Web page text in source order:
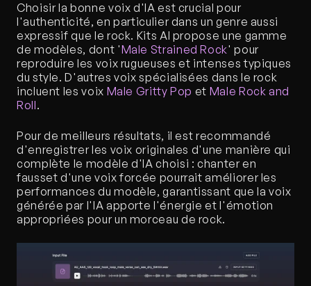
Choisir la bonne voix d'IA est crucial pour
l'authenticité, en particulier dans un genre aussi
expressif que le rock. Kits AI propose une gamme
de modèles, dont 'Male Strained Rock' pour
reproduire les voix rugueuses et intenses typiques
du style. D'autres voix spécialisées dans le rock
incluent les voix Male Gritty Pop et Male Rock and
Roll.
Pour de meilleurs résultats, il est recommandé
d'enregistrer les voix originales d'une manière qui
complète le modèle d'IA choisi : chanter en
fausset d'une voix forcée pourrait améliorer les
performances du modèle, garantissant que la voix
générée par l'IA apporte l'énergie et l'émotion
appropriées pour un morceau de rock.